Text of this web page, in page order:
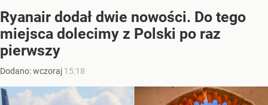
Ryanair dodał dwie nowości. Do tego
miejsca dolecimy z Polski po raz
pierwszy
Dodano:wczoraj 15:18